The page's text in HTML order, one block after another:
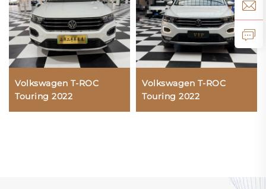
Volkswagen T-ROC
Touring 2022
Volkswagen T-ROC
Touring 2022